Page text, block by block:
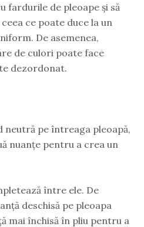
fardurile de pleoape și să
ce poate duce la un
De asemenea,
de culori poate face
dezordonat.
neutră pe întreaga pleoapă,
nuanțe pentru a crea un
între ele. De
deschisă pe pleoapa
mai închisă în pliu pentru a